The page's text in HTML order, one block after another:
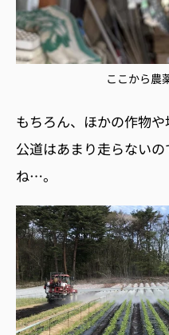
ここから農
もちろん、ほかの作物や
公道はあまり走らない
ね…。